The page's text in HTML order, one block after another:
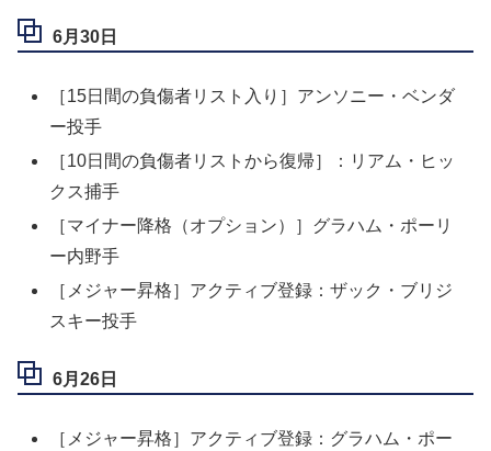
6月30日
［15日間の負傷者リスト入り］アンソニー・ベンダ
ー投手
［10日間の負傷者リストから復帰］：リアム・ヒッ
クス捕手
［マイナー降格（オプション）］グラハム・ポーリ
ー内野手
［メジャー昇格］アクティブ登録：ザック・ブリジ
スキー投手
6月26日
［メジャー昇格］アクティブ登録：グラハム・ポー